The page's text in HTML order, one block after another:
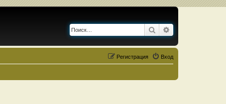
Поиск
Вход
Регистрация